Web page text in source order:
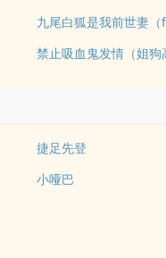
捷足先登
小哑巴